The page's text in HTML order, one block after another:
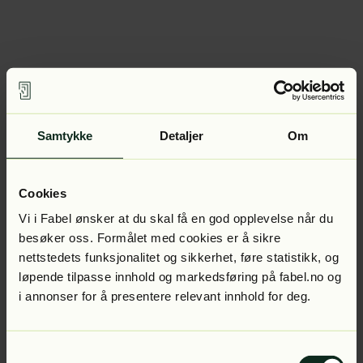
Samtykke Detaljer Om
Cookies
Vi i Fabel ønsker at du skal få en god opplevelse når du
besøker oss. Formålet med cookies er å sikre
nettstedets funksjonalitet og sikkerhet, føre statistikk, og
løpende tilpasse innhold og markedsføring på fabel.no og
i annonser for å presentere relevant innhold for deg.